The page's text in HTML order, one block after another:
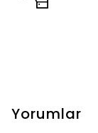
Yorumlar